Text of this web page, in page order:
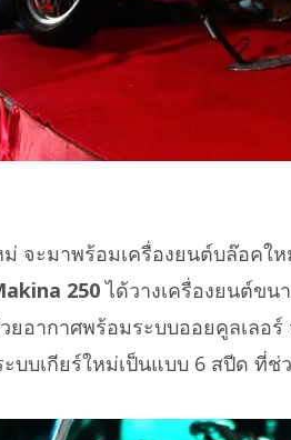
ม่ จะมาพร้อมเครื่องยนต์บล๊อคใ
250ได้วางเครื่องยนต์ขน
ยอากาศพร้อมระบบออยคูลเลอ
ะบบเกียร์ใหม่เป็นแบบ 6 สปีด ที่